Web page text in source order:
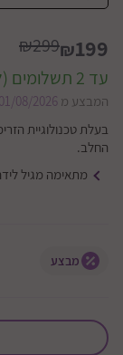
₪199
₪299
עד 2 תשלומים (ללא ריבית)
המבצע מ 01/08/2026
בעלת טכנולוגיית
החלב.
מתאימה מגיל
מבצע